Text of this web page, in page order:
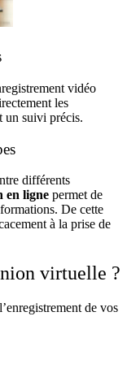
vidéo
les
un suivi précis.
différents
en ligne permet de
De cette
à la prise de
virtuelle ?
de vos